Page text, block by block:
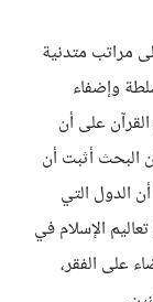
مراتب متدنية
وإضفاء
على أن
البحث أثبت أن
الدول التي
الإسلام في
على الفقر،